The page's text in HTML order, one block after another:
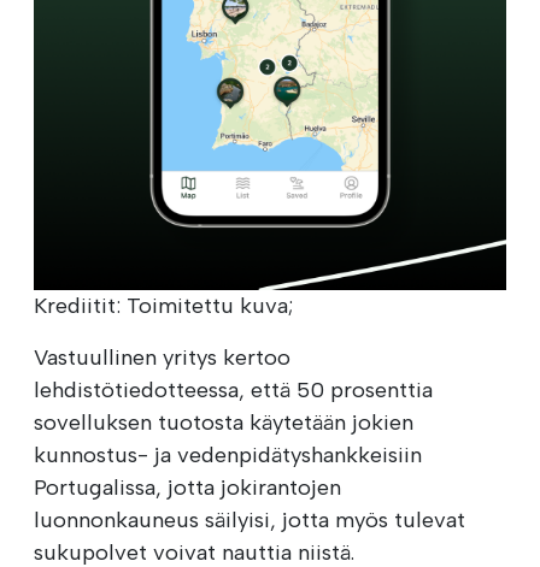
Krediitit: Toimitettu kuva;
Vastuullinen yritys kertoo
lehdistötiedotteessa, että 50 prosenttia
sovelluksen tuotosta käytetään jokien
kunnostus- ja vedenpidätyshankkeisiin
Portugalissa, jotta jokirantojen
luonnonkauneus säilyisi, jotta myös tulevat
sukupolvet voivat nauttia niistä.